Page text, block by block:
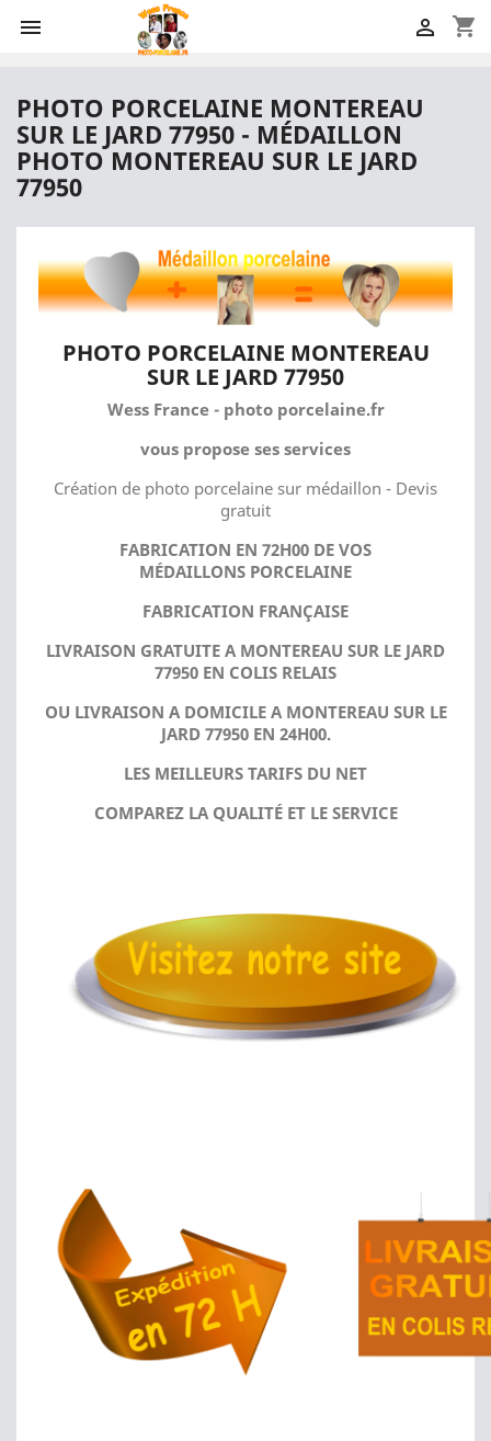
 shopping_cart

PHOTO PORCELAINE MONTEREAU
SUR LE JARD 77950 - MÉDAILLON
PHOTO MONTEREAU SUR LE JARD
77950
PHOTO PORCELAINE MONTEREAU
SUR LE JARD 77950
Wess France - photo porcelaine.fr
vous propose ses services
Création de photo porcelaine sur médaillon - Devis
gratuit
FABRICATION EN 72H00 DE VOS
MÉDAILLONS PORCELAINE
FABRICATION FRANÇAISE
LIVRAISON GRATUITE A MONTEREAU SUR LE JARD
77950 EN COLIS RELAIS
OU LIVRAISON A DOMICILE A MONTEREAU SUR LE
JARD 77950 EN 24H00.
LES MEILLEURS TARIFS DU NET
COMPAREZ LA QUALITÉ ET LE SERVICE